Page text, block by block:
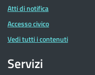
Atti di notifica
Accesso civico
Vedi tutti i contenuti
Servizi